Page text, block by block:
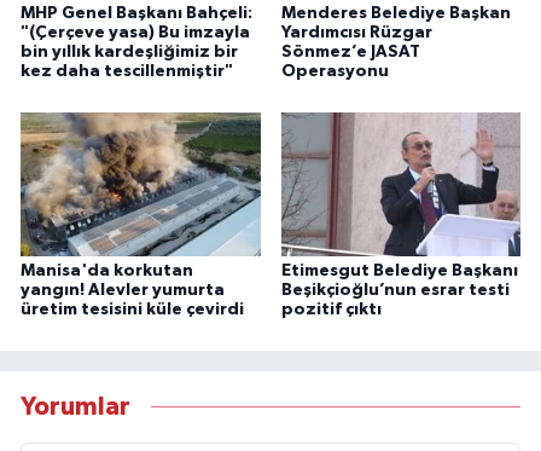
MHP Genel Başkanı Bahçeli:
"(Çerçeve yasa) Bu imzayla
bin yıllık kardeşliğimiz bir
kez daha tescillenmiştir"
Menderes Belediye Başkan
Yardımcısı Rüzgar
Sönmez’e JASAT
Operasyonu
Manisa'da korkutan
yangın! Alevler yumurta
üretim tesisini küle çevirdi
Etimesgut Belediye Başkanı
Beşikçioğlu’nun esrar testi
pozitif çıktı
Yorumlar